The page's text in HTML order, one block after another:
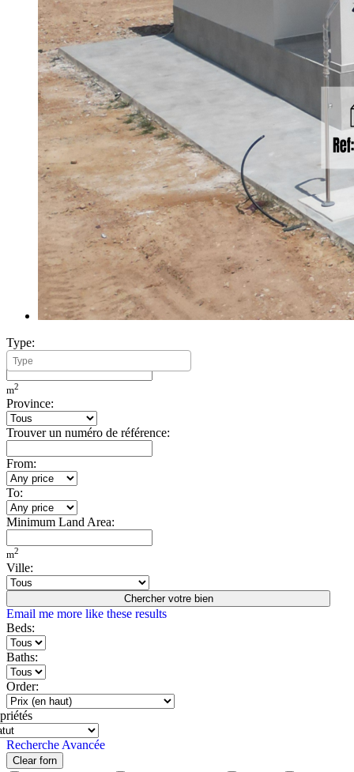
Type:
Minimum Build Area:
m2
Province:
Trouver un numéro de référence:
From:
To:
Minimum Land Area:
m2
Ville:
Chercher votre bien
Email me more like these results
Beds:
Baths:
Order:
Recherche Avancée
Clear forn